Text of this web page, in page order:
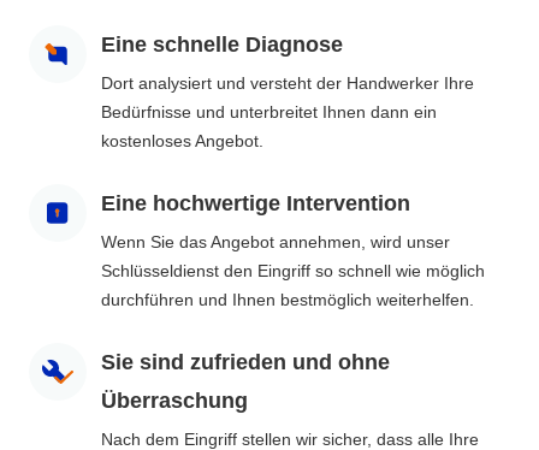
Eine schnelle Diagnose
Dort analysiert und versteht der Handwerker Ihre
Bedürfnisse und unterbreitet Ihnen dann ein
kostenloses Angebot.
Eine hochwertige Intervention
Wenn Sie das Angebot annehmen, wird unser
Schlüsseldienst den Eingriff so schnell wie möglich
durchführen und Ihnen bestmöglich weiterhelfen.
Sie sind zufrieden und ohne
Überraschung
Nach dem Eingriff stellen wir sicher, dass alle Ihre